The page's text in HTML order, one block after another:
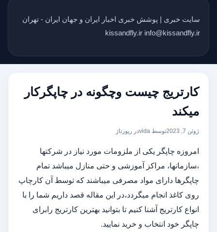
سایت خبری | پوشش خبری اخبار ایران و جهان ایران - تهران
kissandfly.ir info@kissandfly.ir
کارتریج چیست وچگونه در چاپگرکار
میکند
ژوئن 7, 2023 توسط vida در رپورتاژ
امروزه چاپگر یکی از ملزومات مورد نیاز در شرکتها
،سازمانها، مراکز آموزشی و حتی منازل میباشد تمام
چاپگرها دارای مواد مصرفی میباشند که توسط آن کارچاپ
روی کاغذ انجام میگردد،در این مقاله قصد داریم شما را با
انواع کارتریج آشنا کنیم تا بتوانید بهترین کارتریج رابرای
چاپگر خود انتخاب و خرید نمایید.